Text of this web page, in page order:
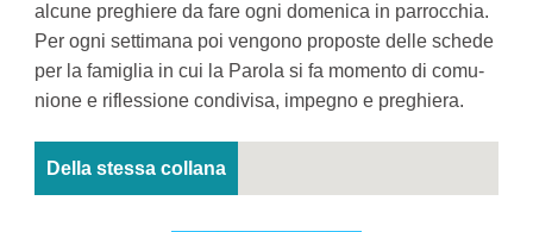
alcune preghiere da fare ogni domenica in parrocchia.
Per ogni settimana poi vengono proposte delle schede
per la famiglia in cui la Parola si fa momento di comu-
nione e riflessione condivisa, impegno e preghiera.
Della stessa collana